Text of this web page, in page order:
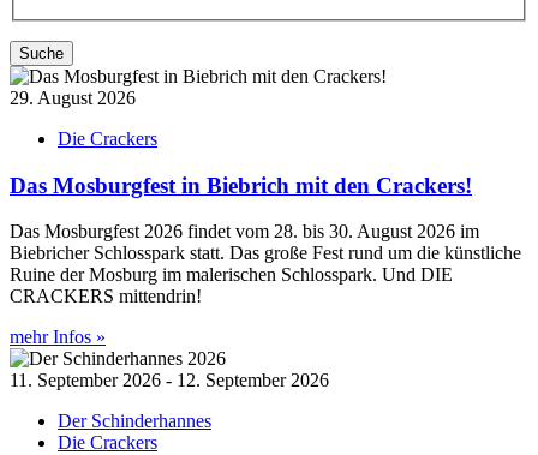
Suche
29. August 2026
Die Crackers
Das Mosburgfest in Biebrich mit den Crackers!
Das Mosburgfest 2026 findet vom 28. bis 30. August 2026 im
Biebricher Schlosspark statt. Das große Fest rund um die künstliche
Ruine der Mosburg im malerischen Schlosspark. Und DIE
CRACKERS mittendrin!
mehr Infos »
11. September 2026 - 12. September 2026
Der Schinderhannes
Die Crackers